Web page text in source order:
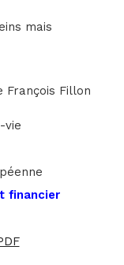
mais
François Fillon
vie
financier